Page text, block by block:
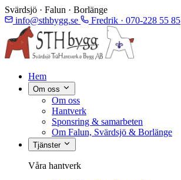
Svärdsjö · Falun · Borlänge
info@sthbygg.se
Fredrik · 070-228 55 85
Hem
Om oss
Om oss
Hantverk
Sponsring & samarbeten
Om Falun, Svärdsjö & Borlänge
Tjänster
Våra hantverk